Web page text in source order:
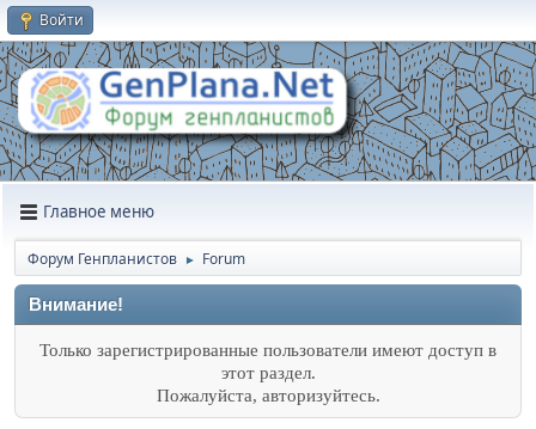
Войти
Главное меню
Форум Генпланистов ► Forum
Внимание!
Только зарегистрированные пользователи имеют доступ в
этот раздел.
Пожалуйста, авторизуйтесь.